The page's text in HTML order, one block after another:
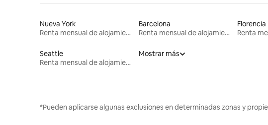
Nueva York
Renta mensual de alojamientos
Barcelona
Renta mensual de alojamientos
Florencia
Seattle
Renta mensual de alojamientos
Mostrar más
*Pueden aplicarse algunas exclusiones en determinadas zonas y